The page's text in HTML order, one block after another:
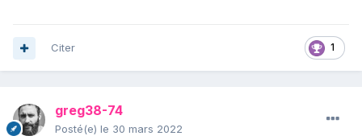
1
Citer
greg38-74
Posté(e) le 30 mars 2022